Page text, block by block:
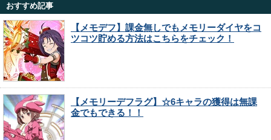
おすすめ記事
【メモデフ】課金無しでもメモリーダイヤをコ
ツコツ貯める方法はこちらをチェック！
【メモリーデフラグ】☆6キャラの獲得は無課
金でもできる！！